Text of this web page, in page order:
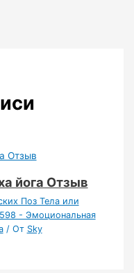
йога Отзыв
Поз Тела или
598 - Эмоциональная
/ От Sky